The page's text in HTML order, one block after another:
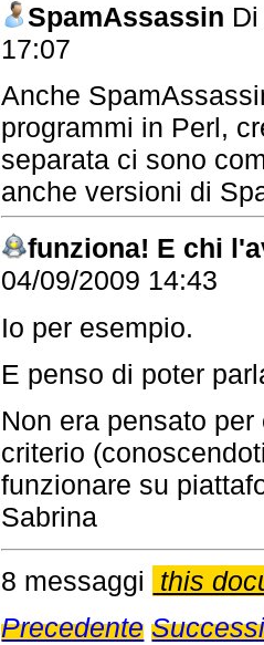
SpamAssassin
17:07
Anche
programmi in Perl,
separata ci sono
anche versioni di
funziona! E chi
04/09/2009 14:43
Io per esempio.
E penso di poter
Non era pensato
criterio
funzionare su
Sabrina
8 messaggi
this
Precedente